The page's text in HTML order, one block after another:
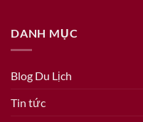
DANH MỤC
Blog Du Lịch
Tin tức